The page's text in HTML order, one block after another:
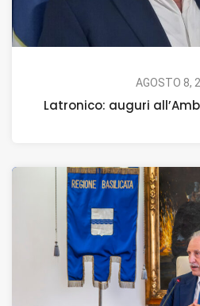
AGOSTO 8,
Latronico: auguri